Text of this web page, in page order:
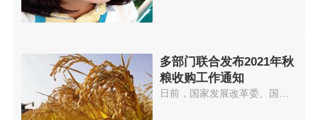
多部门联合发布2021年秋
粮收购工作通知
日前，国家发展改革委、国家粮食...